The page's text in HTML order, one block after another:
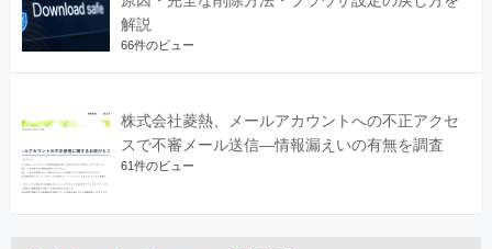
解説
66件のビュー
株式会社菱熱、メールアカウントへの不正アクセ
スで不審メール送信―情報漏えいの有無を調査
61件のビュー